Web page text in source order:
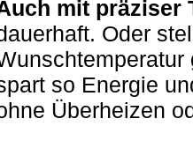
mit präziser
Oder
so Energie
Überheizen